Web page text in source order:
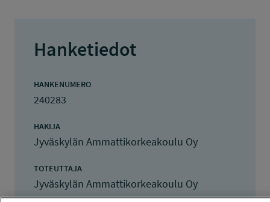
Hanketiedot
HANKENUMERO
240283
HAKIJA
Jyväskylän Ammattikorkeakoulu Oy
TOTEUTTAJA
Jyväskylän Ammattikorkeakoulu Oy